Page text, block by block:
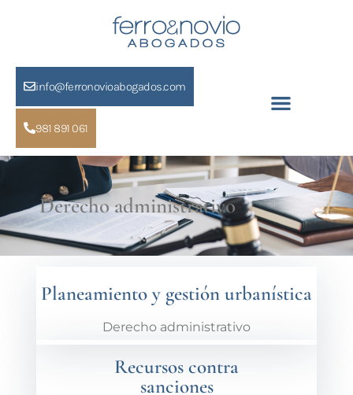
info@ferronovioabogados.com
981 891 061
Derecho administrativo
Planeamiento y gestión urbanística
Derecho administrativo
Recursos contra
sanciones